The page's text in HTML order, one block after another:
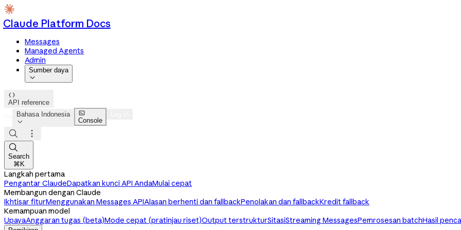
Claude Platform Docs
Messages
Managed Agents
Admin
Sumber daya


API reference
Bahasa Indonesia


Console



Search
⌘K
Langkah pertama
Pengantar ClaudeDapatkan kunci API AndaMulai cepat
Membangun dengan Claude
Ikhtisar fiturMenggunakan Messages APIAlasan berhenti dan fallbackPenolakan dan fallbackKredit fallback
Kemampuan model
UpayaAnggaran tugas (beta)Mode cepat (pratinjau riset)Output terstrukturSitasiStreaming MessagesPemrosesan batchHasil